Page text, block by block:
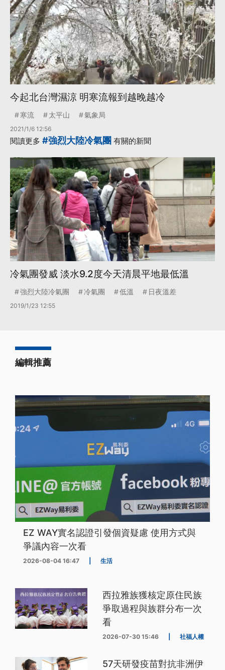
今起北台灣濕涼 明寒流報到越晚越冷
寒流 太平山 氣象局
2021/1/6 12:56
閱讀更多 #強烈大陸冷氣團 有關的新聞
冷氣團發威 淡水9.2度今天清晨平地最低溫
強烈大陸冷氣團 冷氣團 低溫 日夜溫差
2019/1/23 12:55
編輯推薦
EZ WAY實名認證引發個資疑慮 使用方式與
爭議內容一次看
2026-08-04 16:47 生活
西拉雅族獲核定原住民族
爭取過程與族群分布一次
看
2026-07-30 15:46 社福人權
57天研發疫苗對抗非洲伊